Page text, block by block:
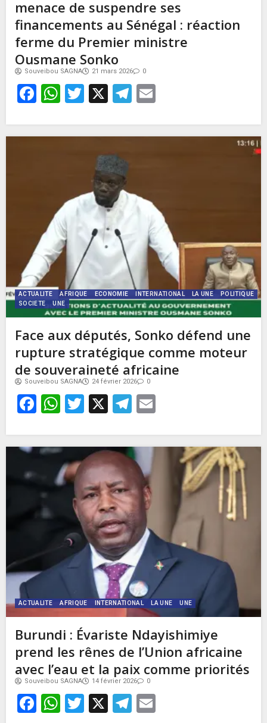
menace de suspendre ses
financements au Sénégal : réaction
ferme du Premier ministre
Ousmane Sonko
Souveibou SAGNA 21 mars 2026 0
Facebook
WhatsApp
Twitter
X Telegram
ACTUALITE AFRIQUE ECONOMIE INTERNATIONAL LA UNE
POLITIQUE
SOCIETE
UNE
Face aux députés, Sonko défend une
rupture stratégique comme moteur
de souveraineté africaine
Souveibou SAGNA 24 février 2026 0
Facebook
WhatsApp
Twitter
X Telegram
ACTUALITE AFRIQUE INTERNATIONAL LA UNE UNE
Burundi : Évariste Ndayishimiye
prend les rênes de l’Union africaine
avec l’eau et la paix comme priorités
Souveibou SAGNA 14 février 2026 0
Facebook
WhatsApp
Twitter
X Telegram